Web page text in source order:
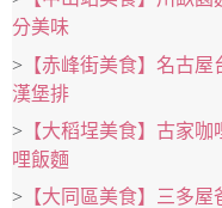
分美味
> 【赤峰街美食】名古
漢堡排
> 【大稻埕美食】古家
哩飯麵
> 【大同區美食】三多